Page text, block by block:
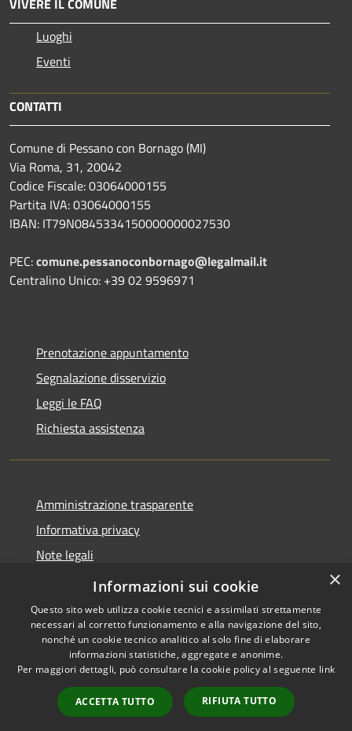
VIVERE IL COMUNE
Luoghi
Eventi
CONTATTI
Comune di Pessano con Bornago (MI)
Via Roma, 31, 20042
Codice Fiscale: 03064000155
Partita IVA: 03064000155
IBAN: IT79N0845334150000000027530
PEC:comune.pessanoconbornago@legalmail.it
Centralino Unico: +39 02 9596971
Prenotazione appuntamento
Segnalazione disservizio
Leggi le FAQ
Richiesta assistenza
Amministrazione trasparente
Informativa privacy
Note legali
Dichiarazione di accessibilità
Accessibilità
Copyright © 2026 • Comune di
Pessano con Bornago •
Powered byMunicipium
Accesso redazione
×
Informazioni sui cookie
Questo sito web utilizza cookie tecnici e assimilati strettamente
necessari al corretto funzionamento e alla navigazione del sito,
nonché un cookie tecnico analitico al solo fine di elaborare
informazioni statistiche, aggregate e anonime.
Per maggiori dettagli, può consultare la cookie policy al seguente link
ACCETTA TUTTO RIFIUTA TUTTO